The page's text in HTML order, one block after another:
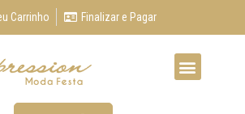
Carrinho Finalizar e Pagar